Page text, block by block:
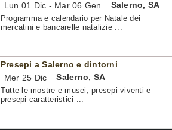
Lun 01 Dic - Mar 06 Gen Salerno, SA
Programma e calendario per Natale dei
mercatini e bancarelle natalizie ...
Presepi a Salerno e dintorni
Mer 25 Dic Salerno, SA
Tutte le mostre e musei, presepi viventi e
presepi caratteristici ...